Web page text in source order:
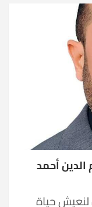
الدين أحمد
حياة